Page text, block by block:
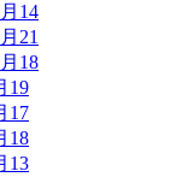
14
21
18
19
17
18
13